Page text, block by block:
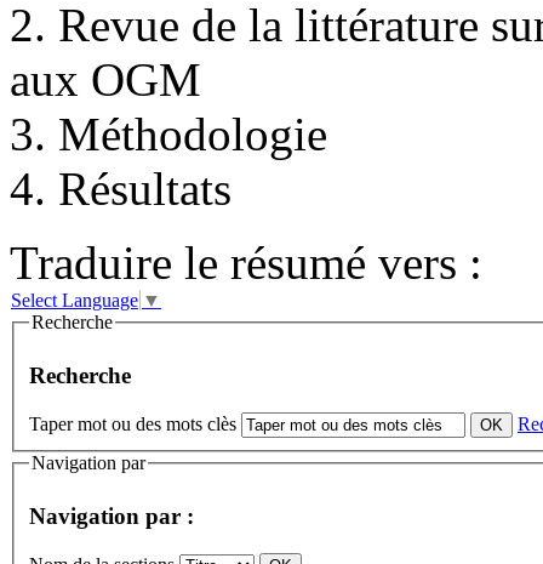
2. Revue de la littérature
aux OGM
3. Méthodologie
4. Résultats
Traduire le résumé vers :
Select Language ▼
Recherche
Recherche
Taper mot ou des mots clès
Navigation par
Navigation par :